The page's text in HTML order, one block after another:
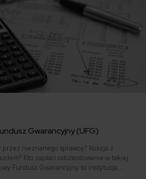
Gwarancyjny (UFG)
nieznanego sprawcę? Kolizja z
Kto zapłaci odszkodowanie w takiej
Fundusz Gwarancyjny to instytucja,